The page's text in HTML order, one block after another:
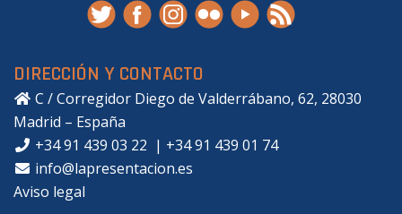
DIRECCIÓN Y CONTACTO
C / Corregidor Diego de Valderrábano, 62, 28030
Madrid – España
+34 91 439 03 22 | +34 91 439 01 74
info@lapresentacion.es
Aviso legal